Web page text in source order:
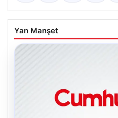
Yan Manşet